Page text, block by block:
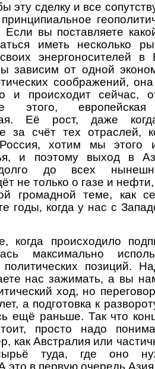
эту сделку и все
Если вы поставляете
иметь несколько
энергоносителей
зависим от одной
соображений,
и происходит сейчас,
этого,
Её рост, даже
за счёт тех отраслей,
хотим мы этого
и поэтому выход в
до всех
не только о газе и
громадной теме, как
годы, когда у нас с
когда происходило
максимально
политических позиций.
нас зажимать, а вы
ход, но
а подготовка к
ещё раньше. Так что
просто надо
как Австралия или
сырьё туда, где оно
это в первую очередь